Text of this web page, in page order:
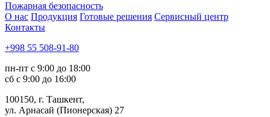
Пожарная безопасность
О нас Продукция Готовые решения Сервисный центр
Контакты
+998 55 508-91-80
пн-пт с 9:00 до 18:00
сб с 9:00 до 16:00
100150, г. Ташкент,
ул. Арнасай (Пионерская) 27